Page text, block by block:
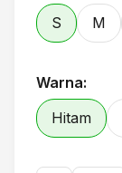
S
M
Warna:
Hitam